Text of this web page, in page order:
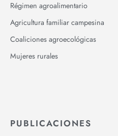
Régimen agroalimentario
Agricultura familiar campesina
Coaliciones agroecológicas
Mujeres rurales
PUBLICACIONES